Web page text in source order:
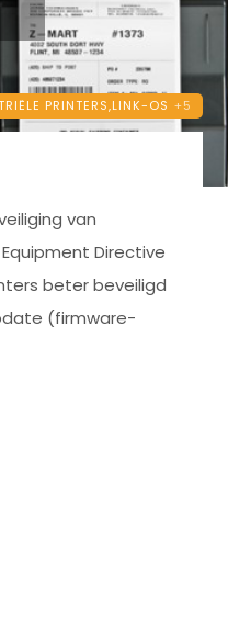
PRINTERS,LINK-OS +5
van
Directive
beter beveiligd
(firmware-